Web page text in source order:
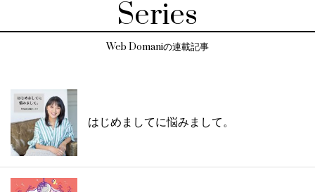
Series
Web Domaniの連載記事
はじめましてに悩みまして。